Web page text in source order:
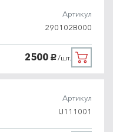
Артикул
290102B000
2500 руб./шт.
Артикул
IJ111001